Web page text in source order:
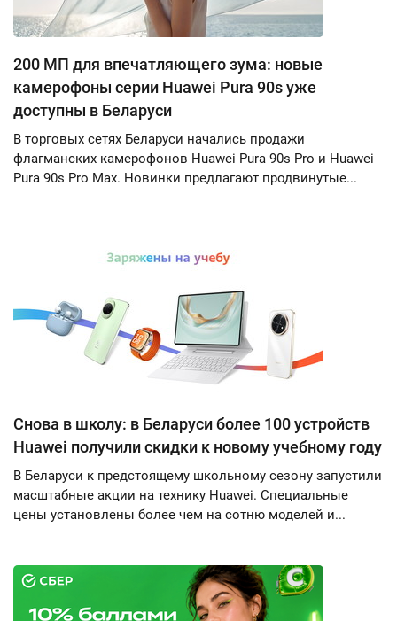
200 МП для впечатляющего зума: новые
камерофоны серии Huawei Pura 90s уже
доступны в Беларуси
В торговых сетях Беларуси начались продажи
флагманских камерофонов Huawei Pura 90s Pro и Huawei
Pura 90s Pro Max. Новинки предлагают продвинутые...
Снова в школу: в Беларуси более 100 устройств
Huawei получили скидки к новому учебному году
В Беларуси к предстоящему школьному сезону запустили
масштабные акции на технику Huawei. Специальные
цены установлены более чем на сотню моделей и...